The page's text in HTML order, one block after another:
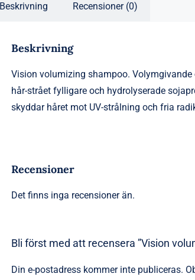
Beskrivning Recensioner (0)
Beskrivning
Vision volumizing shampoo.
hår-strået fylligare och hydrolyserade
skyddar håret mot UV-strålning och fria
Recensioner
Det finns inga recensioner än.
Bli först med att recensera ”Vision
Din e-postadress kommer inte publiceras.